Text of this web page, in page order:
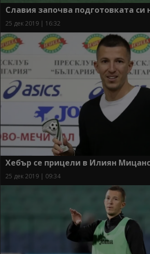
Славия започва подготовката си
25 дек 2019 | 16:32
Хебър се прицели в Илиян
25 дек 2019 | 09:34